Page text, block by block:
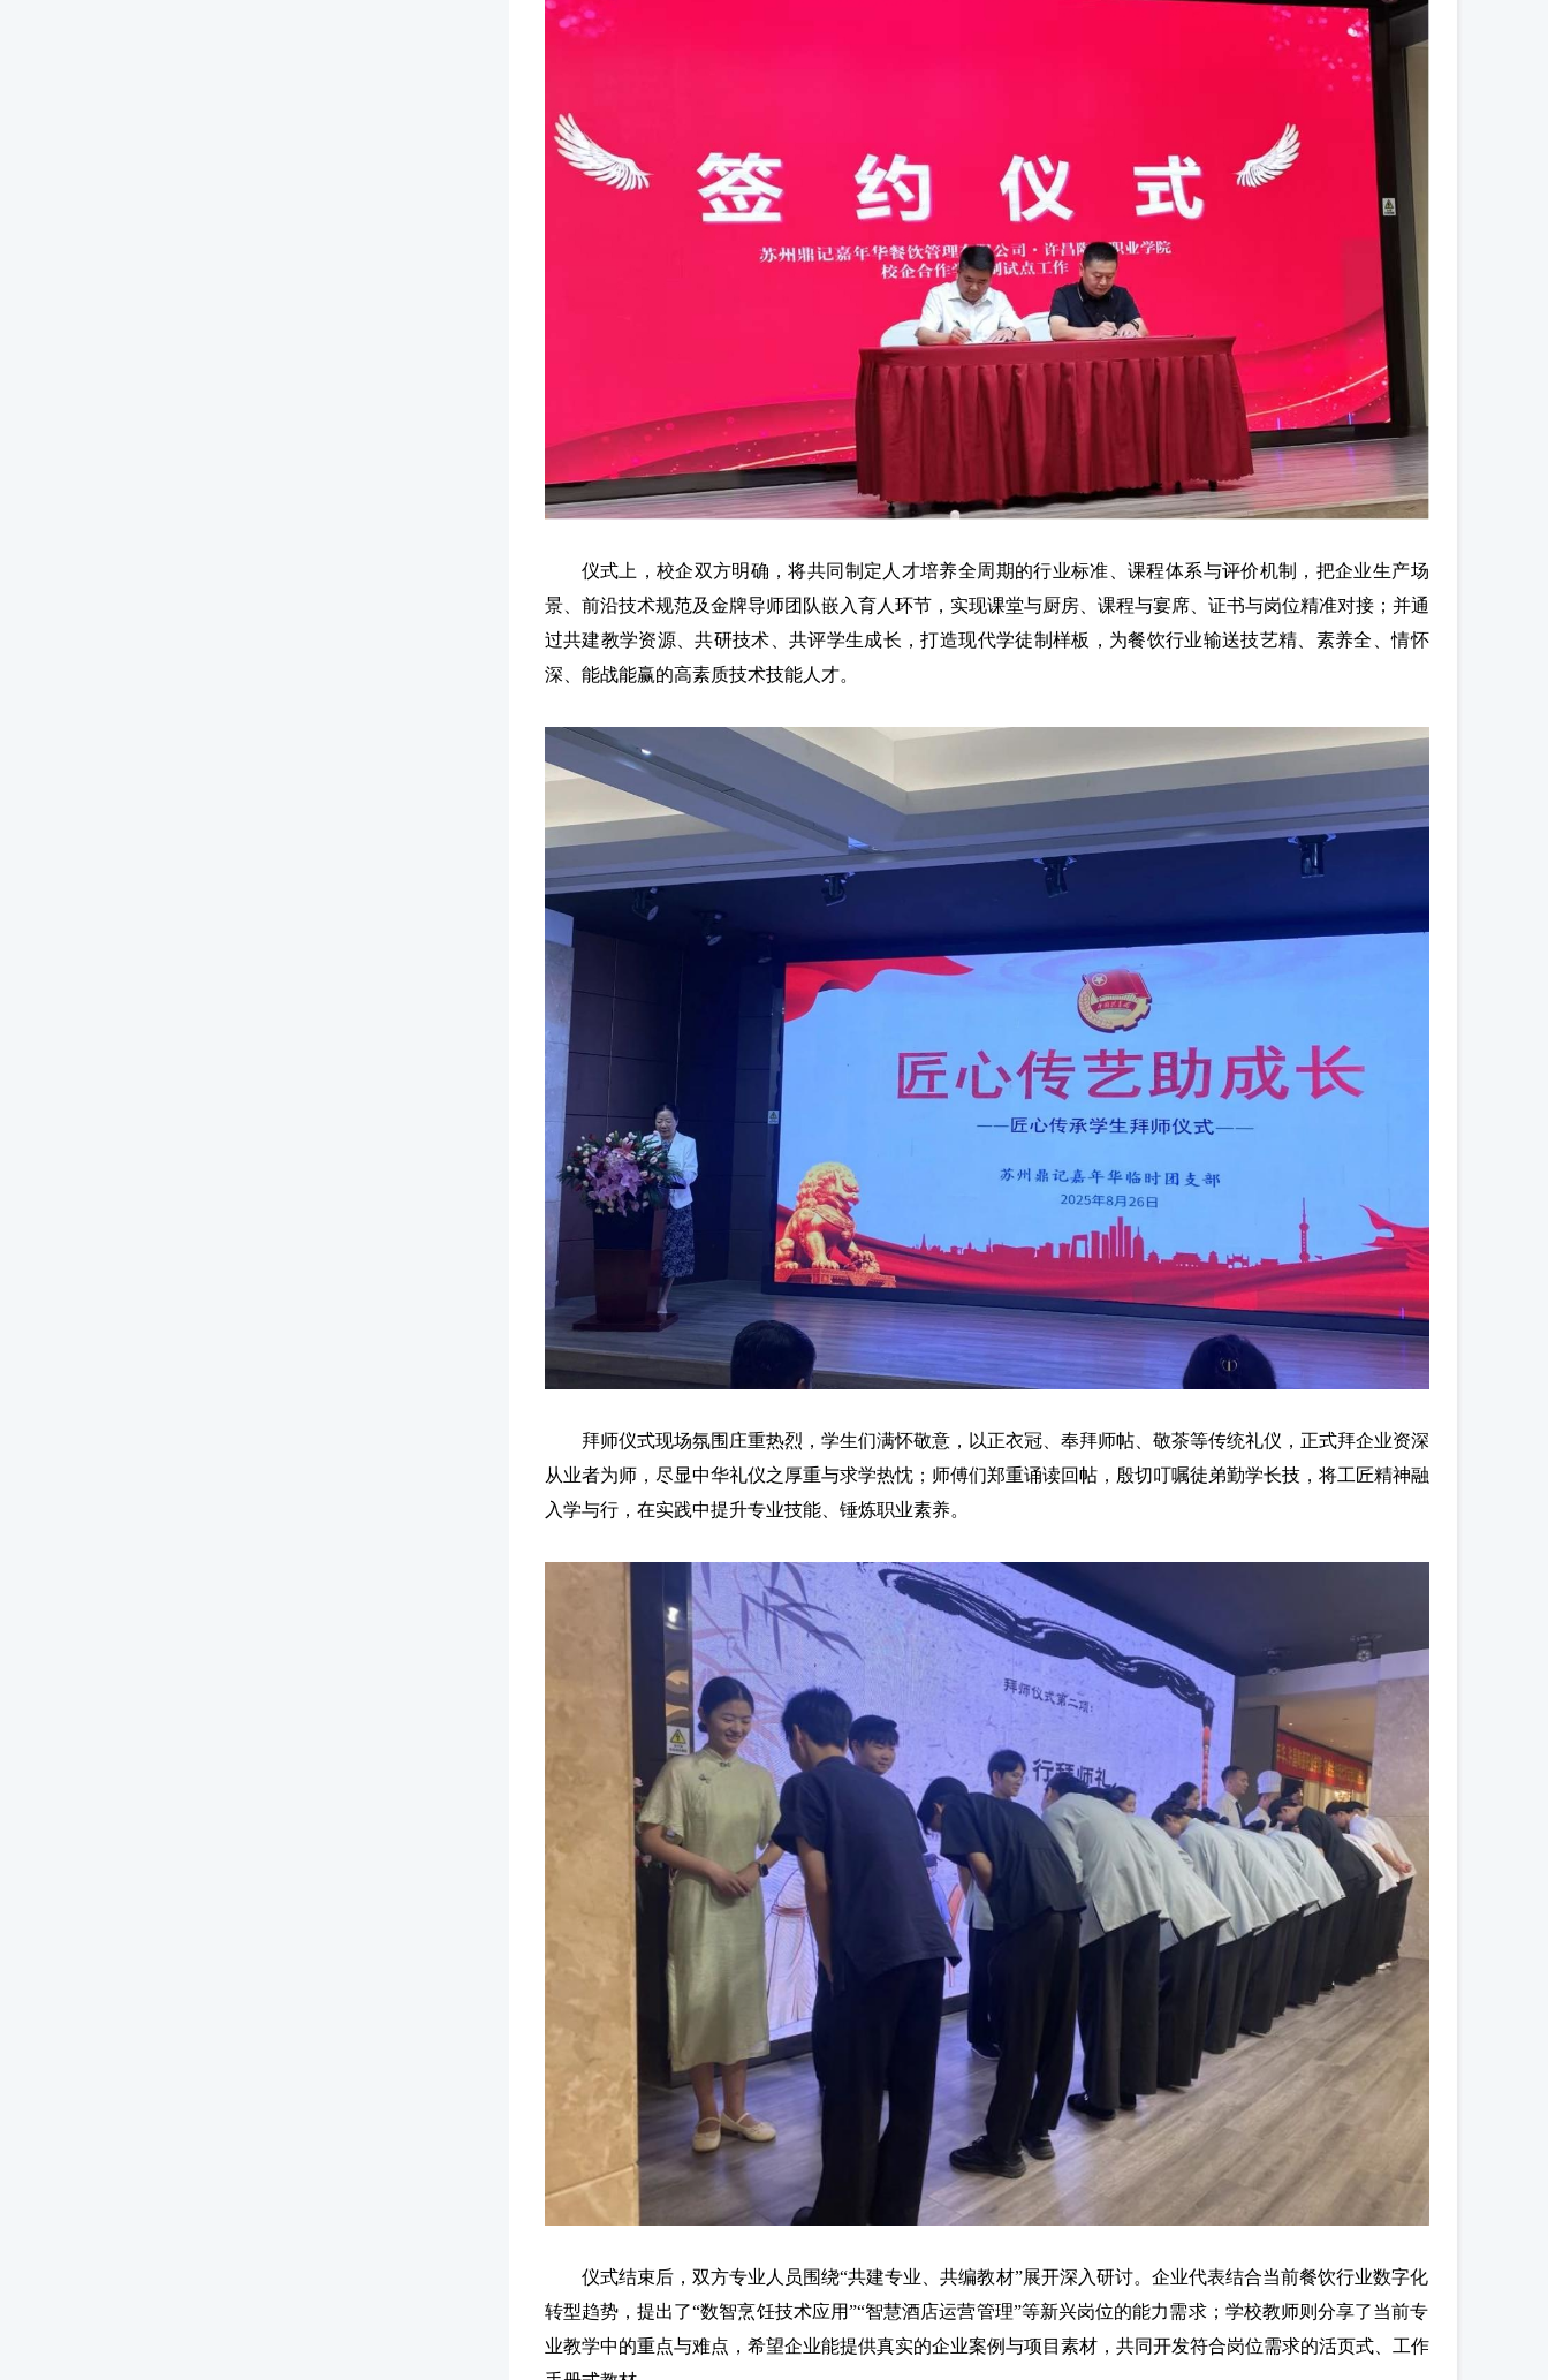
仪式上，校企双方明确，将共同制定人才培养全周期的行业标准、课程体系与评价机制，把企业生产场
景、前沿技术规范及金牌导师团队嵌入育人环节，实现课堂与厨房、课程与宴席、证书与岗位精准对接；并通
过共建教学资源、共研技术、共评学生成长，打造现代学徒制样板，为餐饮行业输送技艺精、素养全、情怀
深、能战能赢的高素质技术技能人才。
拜师仪式现场氛围庄重热烈，学生们满怀敬意，以正衣冠、奉拜师帖、敬茶等传统礼仪，正式拜企业资深
从业者为师，尽显中华礼仪之厚重与求学热忱；师傅们郑重诵读回帖，殷切叮嘱徒弟勤学长技，将工匠精神融
入学与行，在实践中提升专业技能、锤炼职业素养。
仪式结束后，双方专业人员围绕“共建专业、共编教材”展开深入研讨。企业代表结合当前餐饮行业数字化
转型趋势，提出了“数智烹饪技术应用”“智慧酒店运营管理”等新兴岗位的能力需求；学校教师则分享了当前专
业教学中的重点与难点，希望企业能提供真实的企业案例与项目素材，共同开发符合岗位需求的活页式、工作